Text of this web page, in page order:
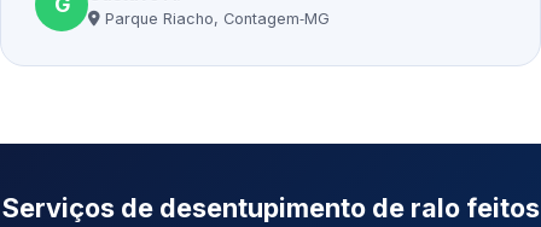
Parque Riacho, Contagem‑MG
Serviços de desentupimento de ralo feitos